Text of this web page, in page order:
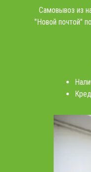
Самовывоз из
"Новой почтой"